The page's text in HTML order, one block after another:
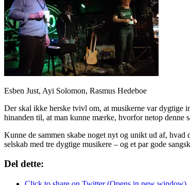
Esben Just, Ayi Solomon, Rasmus Hedeboe
Der skal ikke herske tvivl om, at musikerne var dygtige
hinanden til, at man kunne mærke, hvorfor netop denne
Kunne de sammen skabe noget nyt og unikt ud af,
selskab med tre dygtige musikere – og et par gode
Del dette: